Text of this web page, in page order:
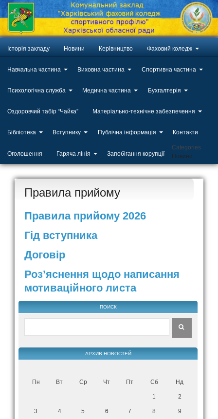
Історія закладу Новини Керівництво Фаховий коледж
Навчальна частина Виховна частина Спортивна частина
Психологічна служба Медична частина Бухгалтерія
Оздоровчий табір “Чайка” Матеріально-технічне забезпечення
Бібліотека Вступнику Публічна інформація Контакти
Оголошення Гаряча лінія Запобігання корупції
Categories
Новини
Правила прийому
Правила прийому 2026
Гід вступника
Договір
Роз’яснення щодо написання
мотиваційного листа
ПОИСК
АРХИВ НОВОСТЕЙ
Пн Вт Ср Чт Пт Сб Нд
1 2
3 4 5 6 7 8 9